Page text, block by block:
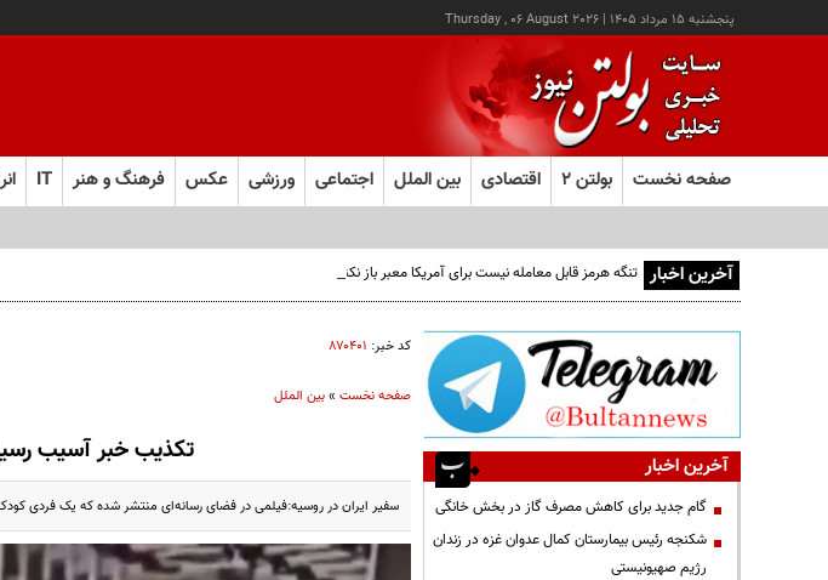
پنجشنبه ۱۵ مرداد ۱۴۰۵ |
Thursday , 06 August 2026
صفحه نخست بولتن ۲ اقتصادی بین الملل اجتماعی ورزشی عکس فرهنگ و هنر IT
آخرین اخبار تنگه هرمز قابل معامله نیست برای آمریکا معبر باز نکنید
کد خبر: ۸۷۰۴۰۱
صفحه نخست»بین الملل
تکذیب خبر آسیب
سفیر ایران در روسیه:فیلمی در فضای رسانه‌ای منتشر شده که یک فردی
آخرین اخبار
گام جدید برای کاهش مصرف گاز در بخش خانگی
شکنجه رئیس بیمارستان کمال عدوان غزه در زندان
رژیم صهیونیستی